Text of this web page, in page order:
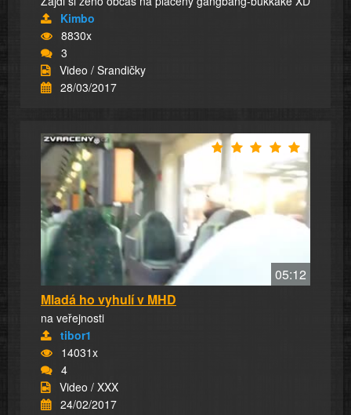
Kimbo
8830x
3
Video / Srandičky
28/03/2017
05:12
Mladá ho vyhulí v MHD
na veřejnosti
tibor1
14031x
4
Video / XXX
24/02/2017